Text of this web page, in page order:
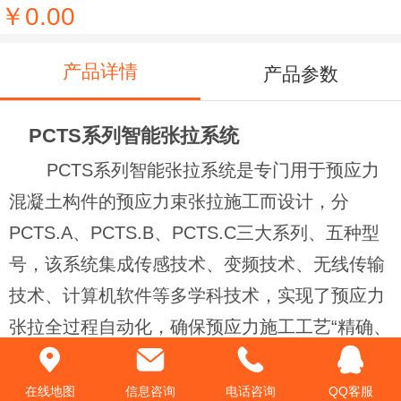
￥0.00
产品详情 产品参数
PCTS系列智能张拉系统
PCTS系列智能张拉系统是专门用于预应力
混凝土构件的预应力束张拉施工而设计，分
PCTS.A、PCTS.B、PCTS.C三大系列、五种型
号，该系统集成传感技术、变频技术、无线传输
技术、计算机软件等多学科技术，实现了预应力
张拉全过程自动化，确保预应力施工工艺“精确、
稳定、可控、自动、快捷、安全”。在国内首先实
现了多顶同步和自动倒张功能，可据不同工况的
在线地图 信息咨询 电话咨询 QQ客服